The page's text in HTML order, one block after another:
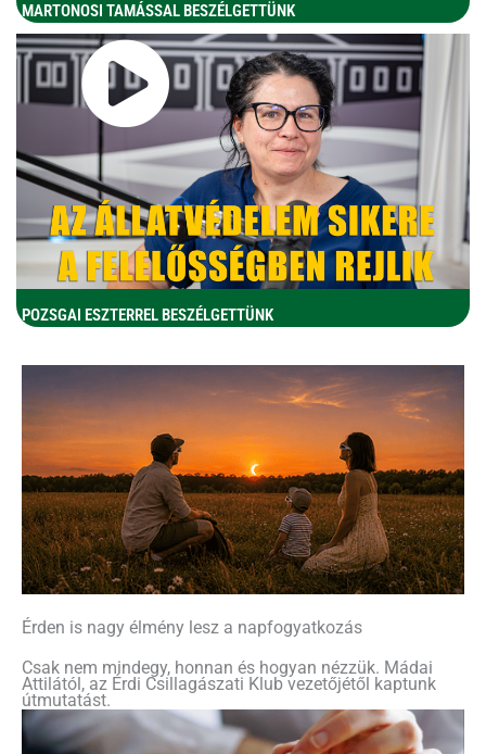
MARTONOSI TAMÁSSAL BESZÉLGETTÜNK
POZSGAI ESZTERREL BESZÉLGETTÜNK
Érden is nagy élmény lesz a napfogyatkozás
Csak nem mindegy, honnan és hogyan nézzük. Mádai
Attilától, az Érdi Csillagászati Klub vezetőjétől kaptunk
útmutatást.